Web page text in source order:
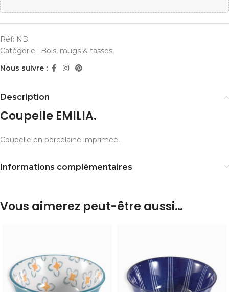
Réf: ND
Catégorie : Bols, mugs & tasses
Nous suivre :
Description
Coupelle EMILIA.
Coupelle en porcelaine imprimée.
Informations complémentaires
Vous aimerez peut-être aussi…